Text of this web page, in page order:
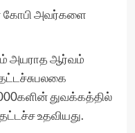
கோபி அவர்களை
அயராத ஆர்வம்
துவக்கத்தில்
உதவியது.